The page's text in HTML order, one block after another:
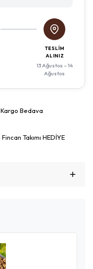
TESLIM
ALINIZ
13 Ağustos – 14
Ağustos
Bedava
Takımı HEDİYE